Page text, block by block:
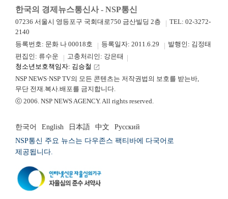
한국의 경제뉴스통신사 - NSP통신
07236 서울시 영등포구 국회대로750 금산빌딩 2층
TEL: 02-3272-
2140
등록번호: 문화 나 00018호
등록일자: 2011.6.29
발행인: 김정태
편집인: 류수운
고충처리인: 강은태
청소년보호책임자: 김승철 launch
NSP NEWS·NSP TV의 모든 콘텐츠는 저작권법의 보호를 받는바,
무단 전재.복사.배포를 금지합니다.
ⓒ 2006. NSP NEWS AGENCY. All rights reserved.
한국어 English 日本語 中文
Русский
NSP통신 주요 뉴스는 다우존스 팩티바에 다국어로
제공됩니다.